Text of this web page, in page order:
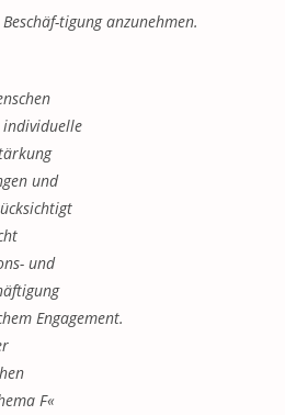
tigung anzunehmen.
individuelle
und
und
Engagement.
F«